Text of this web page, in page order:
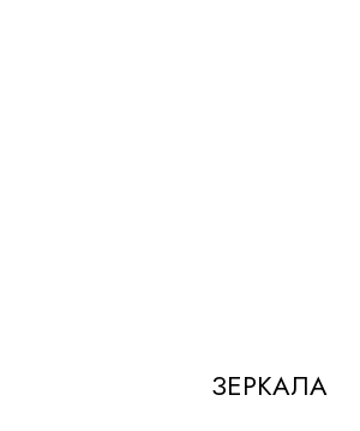
ЗЕРКАЛА